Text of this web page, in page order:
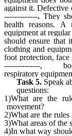
against it. Defective
-------------. They
health reasons. A
equipment at
should ensure that
clothing and
foot protection,
--------------,
respiratory
Task 5. Speak
questions:
1)What are the
movement?
2)What are the
3)Whatareas of the
4)In what way